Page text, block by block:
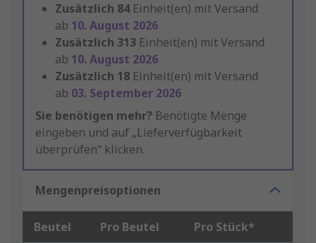
Zusätzlich 84 Einheit(en) mit Versand
ab 10. August 2026
Zusätzlich 313 Einheit(en) mit Versand
ab 10. August 2026
Zusätzlich 18 Einheit(en) mit Versand
ab 03. September 2026
Sie benötigen mehr? Benötigte Menge
eingeben und auf „Lieferverfügbarkeit
überprüfen“ klicken.
Mengenpreisoptionen
Beutel Pro Beutel Pro Stück*